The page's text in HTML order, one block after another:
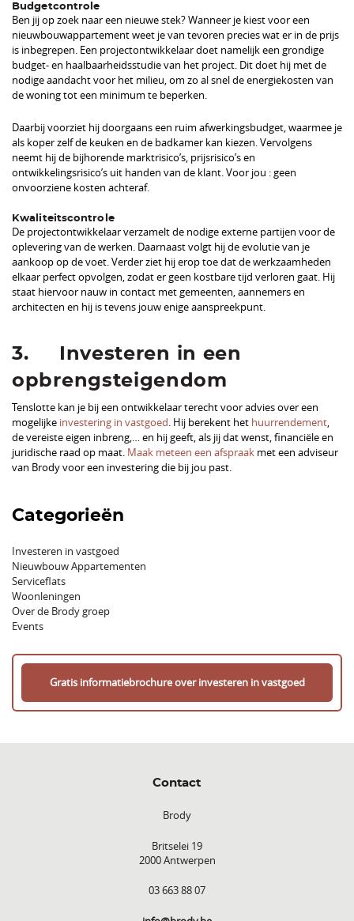
Budgetcontrole
Ben jij op zoek naar een nieuwe stek? Wanneer je kiest voor een
nieuwbouwappartement weet je van tevoren precies wat er in de prijs
is inbegrepen. Een projectontwikkelaar doet namelijk een grondige
budget- en haalbaarheidsstudie van het project. Dit doet hij met de
nodige aandacht voor het milieu, om zo al snel de energiekosten van
de woning tot een minimum te beperken.
Daarbij voorziet hij doorgaans een ruim afwerkingsbudget, waarmee je
als koper zelf de keuken en de badkamer kan kiezen. Vervolgens
neemt hij de bijhorende marktrisico’s, prijsrisico’s en
ontwikkelingsrisico’s uit handen van de klant. Voor jou : geen
onvoorziene kosten achteraf.
Kwaliteitscontrole
De projectontwikkelaar verzamelt de nodige externe partijen voor de
oplevering van de werken. Daarnaast volgt hij de evolutie van je
aankoop op de voet. Verder ziet hij erop toe dat de werkzaamheden
elkaar perfect opvolgen, zodat er geen kostbare tijd verloren gaat. Hij
staat hiervoor nauw in contact met gemeenten, aannemers en
architecten en hij is tevens jouw enige aanspreekpunt.
3. Investeren in een
opbrengsteigendom
Tenslotte kan je bij een ontwikkelaar terecht voor advies over een
mogelijke investering in vastgoed. Hij berekent het huurrendement,
de vereiste eigen inbreng,… en hij geeft, als jij dat wenst, financiële en
juridische raad op maat. Maak meteen een afspraak met een adviseur
van Brody voor een investering die bij jou past.
Categorieën
Investeren in vastgoed
Nieuwbouw Appartementen
Serviceflats
Woonleningen
Over de Brody groep
Events
Gratis informatiebrochure over investeren in vastgoed
Contact
Brody
Britselei 19
2000 Antwerpen
03 663 88 07